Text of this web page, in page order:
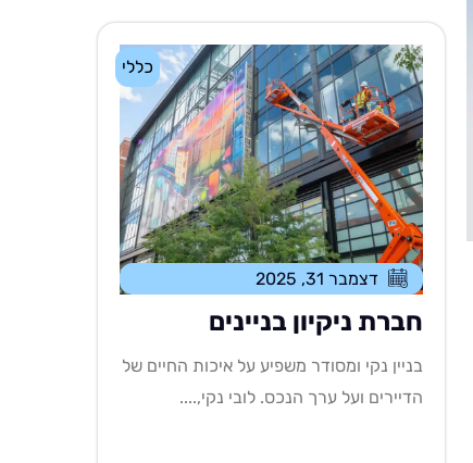
כללי
דצמבר 31, 2025
חברת ניקיון בניינים
בניין נקי ומסודר משפיע על איכות החיים של
הדיירים ועל ערך הנכס. לובי נקי,....